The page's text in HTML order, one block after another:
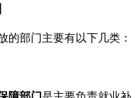
的部门主要有以下几类：